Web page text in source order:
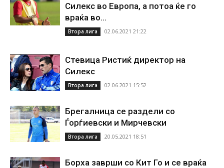
Силекс во Европа, а потоа ќе го
враќа во...
Втора лига 02.06.2021 21:22
Стевица Ристиќ директор на
Силекс
Втора лига 02.06.2021 15:52
Брегалница се раздели со
Ѓорѓиевски и Мирчевски
Втора лига 20.05.2021 18:51
Борха заврши со Кит Го и се враќа